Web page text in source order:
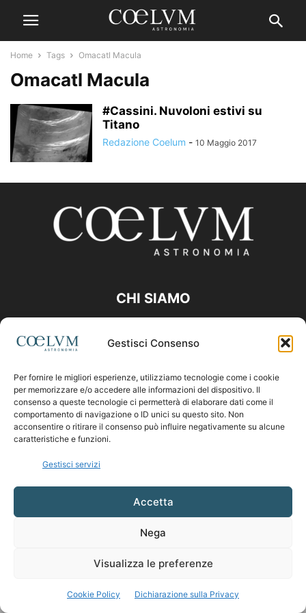
Gestisci Consenso
Per fornire le migliori esperienze, utilizziamo tecnologie come i cookie
per memorizzare e/o accedere alle informazioni del dispositivo. Il
consenso a queste tecnologie ci permetterà di elaborare dati come il
comportamento di navigazione o ID unici su questo sito. Non
acconsentire o ritirare il consenso può influire negativamente su alcune
caratteristiche e funzioni.
Gestisci servizi
Accetta
Nega
Visualizza le preferenze
Cookie Policy Dichiarazione sulla Privacy
Home Tags Omacatl Macula
Omacatl Macula
#Cassini. Nuvoloni estivi su
Titano
Redazione Coelum - 10 Maggio 2017
CHI SIAMO
Contattaci:coelumastro@coelum.com
SEGUICI